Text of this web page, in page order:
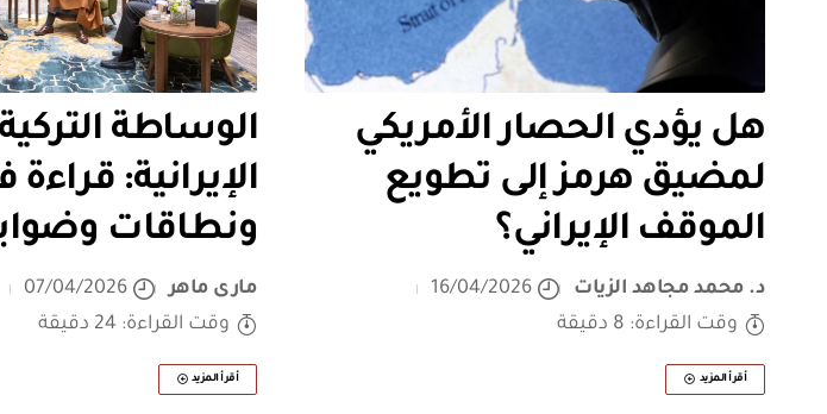
هل يؤدي الحصار الأمريكي
لمضيق هرمز إلى تطويع
الموقف الإيراني؟
د. محمد مجاهد الزيات
16/04/2026
وقت القراءة: 8 دقيقة
أقرأ المزيد
الوساطة
الإيرانية:
ونطاقات
مارى ماهر
07/04/2026
وقت القراءة: 24 دقيقة
أقرأ المزيد